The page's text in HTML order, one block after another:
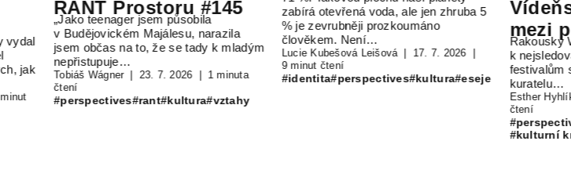
RANT Prostoru #145
„Jako teenager jsem působila
v Budějovickém Majálesu, narazila
jsem občas na to, že se tady k mladým
nepřistupuje…
Tobiáš Wágner 23. 7. 2026
1 minuta
#perspectives#rant#kultura#vztahy
zabírá otevřená voda, ale jen zhruba 5
% je zevrubněji prozkoumáno
člověkem. Není…
Lucie Kubešová Leišová
17. 7. 2026
9 minut čtení
#identita #perspectives#kultura#eseje
Vídeňský
mezi
signalling
Rakouský Wiener
k nejsledovanějším
festivalům svého
kuratelu…
Esther Hyhlíková
14.
#perspectives
#kulturní kritika